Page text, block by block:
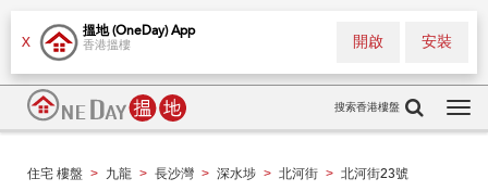
X
搵地 (OneDay) App
香港搵樓 安裝
開啟
搜索香港樓盤
住宅 樓盤 > 九龍 > 長沙灣 > 深水埗 > 北河街 > 北河街23號